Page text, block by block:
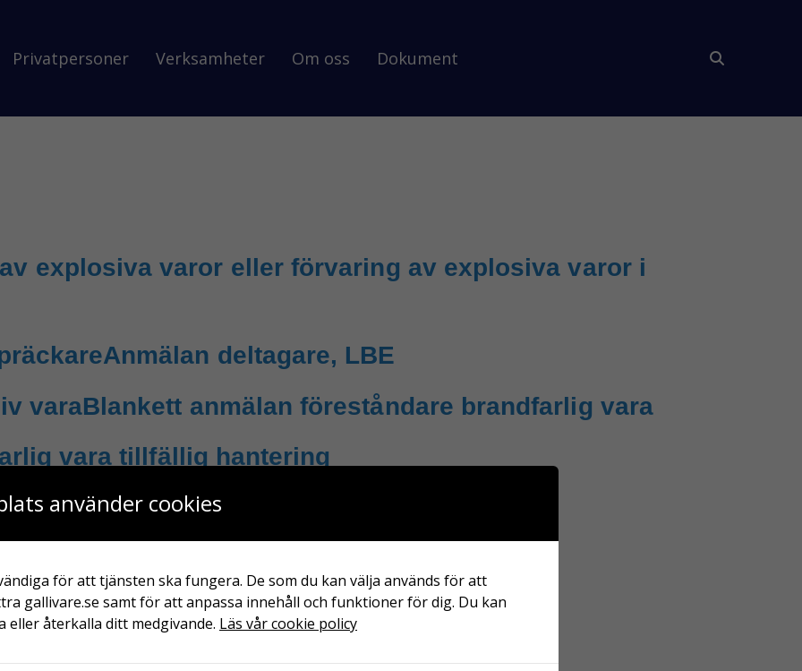
Privatpersoner Verksamheter Om oss Dokument
explosiva varor eller förvaring av explosiva varor i
Anmälan deltagare, LBE
varaBlankett anmälan föreståndare brandfarlig vara
vara tillfällig hantering
varaBlankett – Ansökan om egensotning
använder cookies
för att tjänsten ska fungera. De som du kan välja används för att
gallivare.se samt för att anpassa innehåll och funktioner för dig. Du kan
eller återkalla ditt medgivande. Läs vår cookie policy